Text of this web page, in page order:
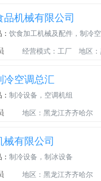
品机械有限公司
饮食加工机械及配件，制冷
经营模式：工厂
地区
冷空调总汇
制冷设备，空调机组
地区：黑龙江齐齐哈尔
械有限公司
制冷设备，制冰设备
地区：黑龙江齐齐哈尔